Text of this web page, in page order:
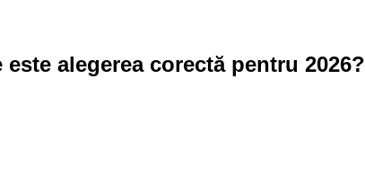
este alegerea corectă pentru 2026?